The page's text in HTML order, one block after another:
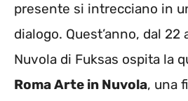
presente si intrecciano in
dialogo. Quest’anno, dal
Nuvola di Fuksas ospita la
Roma Arte in Nuvola, una